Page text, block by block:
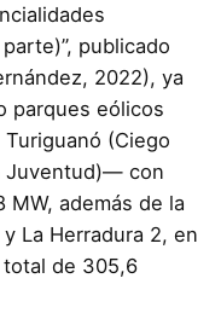
publicado
2022), ya
parques eólicos
(Ciego
Juventud)— con
MW, además de la
La Herradura 2, en
total de 305,6